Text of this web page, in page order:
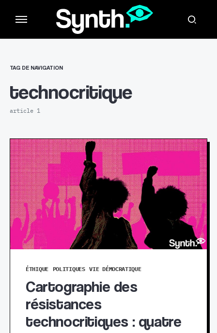
TAG DE NAVIGATION
technocritique
article 1
ÉTHIQUE POLITIQUES VIE DÉMOCRATIQUE
Cartographie des
résistances
technocritiques : quatre